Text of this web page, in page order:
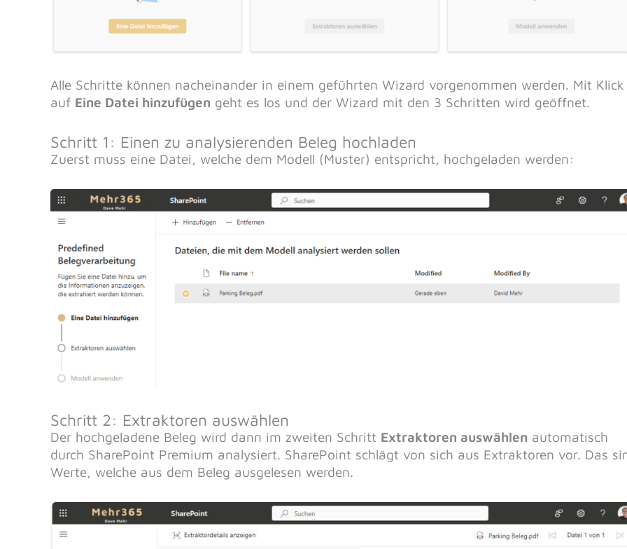
Alle Schritte können nacheinander in einem geführten Wizard vorgenommen werden. Mit Klick
auf Eine Datei hinzufügen geht es los und der Wizard mit den 3 Schritten wird geöffnet.
Schritt 1: Einen zu analysierenden Beleg hochladen
Zuerst muss eine Datei, welche dem Modell (Muster) entspricht, hochgeladen werden:
Schritt 2: Extraktoren auswählen
Der hochgeladene Beleg wird dann im zweiten Schritt Extraktoren auswählen automatisch
durch SharePoint Premium analysiert. SharePoint schlägt von sich aus Extraktoren vor. Das
Werte, welche aus dem Beleg ausgelesen werden.